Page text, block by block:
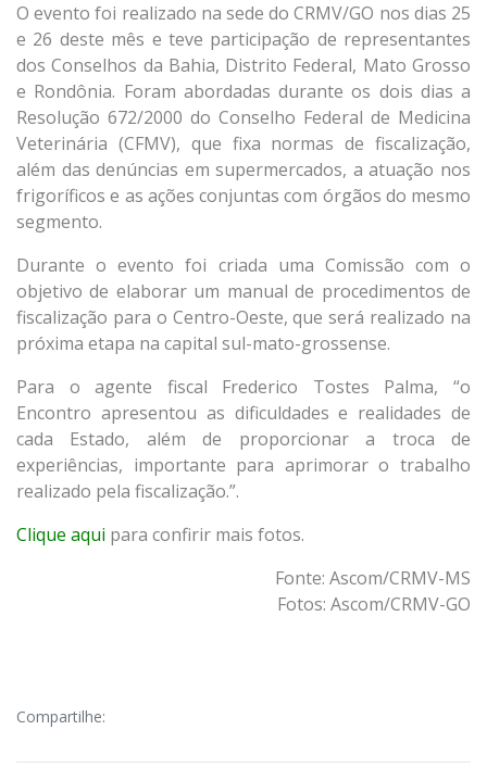
O evento foi realizado na sede do CRMV/GO nos dias 25
e 26 deste mês e teve participação de representantes
dos Conselhos da Bahia, Distrito Federal, Mato Grosso
e Rondônia. Foram abordadas durante os dois dias a
Resolução 672/2000 do Conselho Federal de Medicina
Veterinária (CFMV), que fixa normas de fiscalização,
além das denúncias em supermercados, a atuação nos
frigoríficos e as ações conjuntas com órgãos do mesmo
segmento.
Durante o evento foi criada uma Comissão com o
objetivo de elaborar um manual de procedimentos de
fiscalização para o Centro-Oeste, que será realizado na
próxima etapa na capital sul-mato-grossense.
Para o agente fiscal Frederico Tostes Palma, “o
Encontro apresentou as dificuldades e realidades de
cada Estado, além de proporcionar a troca de
experiências, importante para aprimorar o trabalho
realizado pela fiscalização.”.
Clique aqui para confirir mais fotos.
Fonte: Ascom/CRMV-MS
Fotos: Ascom/CRMV-GO
Compartilhe: